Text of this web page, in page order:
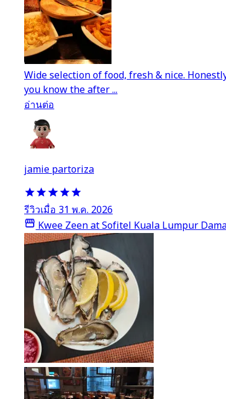
Wide selection of food, fresh & nice.
you know the after ...
อ่านต่อ
jamie partoriza
รีวิวเมื่อ 31 พ.ค. 2026
Kwee Zeen at Sofitel Kuala Lumpur